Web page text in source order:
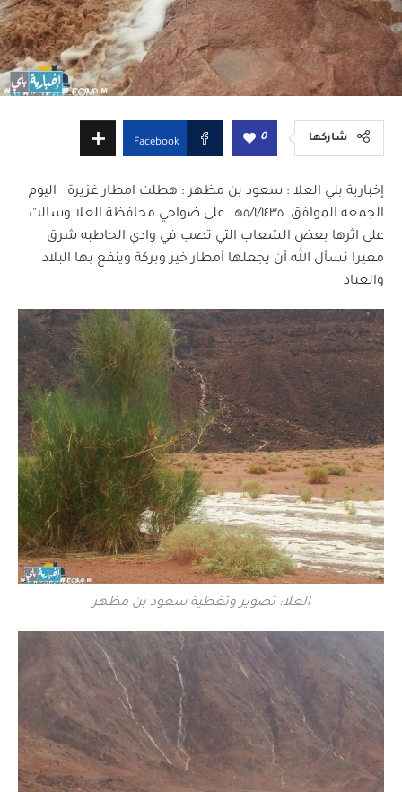
شاركها 0
Facebook
إخبارية بلي العلا : سعود بن مظهر : هطلت امطار غزيرة اليوم
الجمعه الموافق ٥/١/١٤٣٥هـ على ضواحي محافظة العلا وسالت
على اثرها بعض الشعاب التي تصب في وادي الحاطبه شرق
مغيرا نسأل الله أن يجعلها أمطار خير وبركة وينفع بها البلاد
والعباد
العلا: تصوير وتغطية سعود بن مظهر